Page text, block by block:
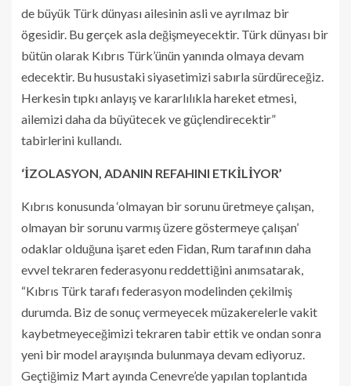
de büyük Türk dünyası ailesinin asli ve ayrılmaz bir
ögesidir. Bu gerçek asla değişmeyecektir. Türk dünyası bir
bütün olarak Kıbrıs Türk’ünün yanında olmaya devam
edecektir. Bu husustaki siyasetimizi sabırla sürdüreceğiz.
Herkesin tıpkı anlayış ve kararlılıkla hareket etmesi,
ailemizi daha da büyütecek ve güçlendirecektir”
tabirlerini kullandı.
‘İZOLASYON, ADANIN REFAHINI ETKİLİYOR’
Kıbrıs konusunda ‘olmayan bir sorunu üretmeye çalışan,
olmayan bir sorunu varmış üzere göstermeye çalışan’
odaklar olduğuna işaret eden Fidan, Rum tarafının daha
evvel tekraren federasyonu reddettiğini anımsatarak,
“Kıbrıs Türk tarafı federasyon modelinden çekilmiş
durumda. Biz de sonuç vermeyecek müzakerelerle vakit
kaybetmeyeceğimizi tekraren tabir ettik ve ondan sonra
yeni bir model arayışında bulunmaya devam ediyoruz.
Geçtiğimiz Mart ayında Cenevre’de yapılan toplantıda